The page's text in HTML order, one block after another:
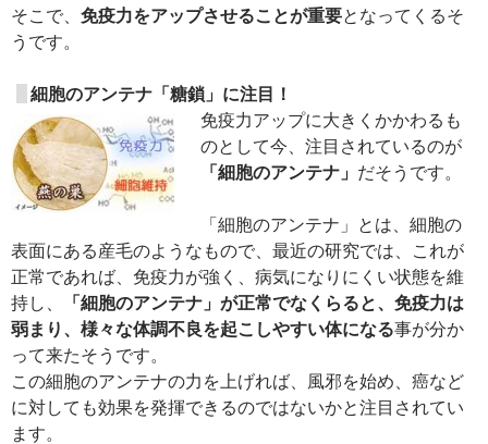
そこで、 免疫力をアップさせることが重要となってくるそ
うです。
細胞のアンテナ「糖鎖」に注目！
免疫力アップに大きくかかわるも
のとして今、注目されているのが
「細胞のアンテナ」 だそうです。
「細胞のアンテナ」とは、細胞の
表面にある産毛のようなもので、最近の研究では、これが
正常であれば、免疫力が強く、病気になりにくい状態を維
持し、
「細胞のアンテナ」が正常でなくらると、免疫力は
弱まり、様々な体調不良を起こしやすい体になる事が分か
って来たそうです。
この細胞のアンテナの力を上げれば、風邪を始め、癌など
に対しても効果を発揮できるのではないかと注目されてい
ます。